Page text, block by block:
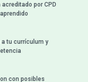
por CPD
tu currículum y
con posibles